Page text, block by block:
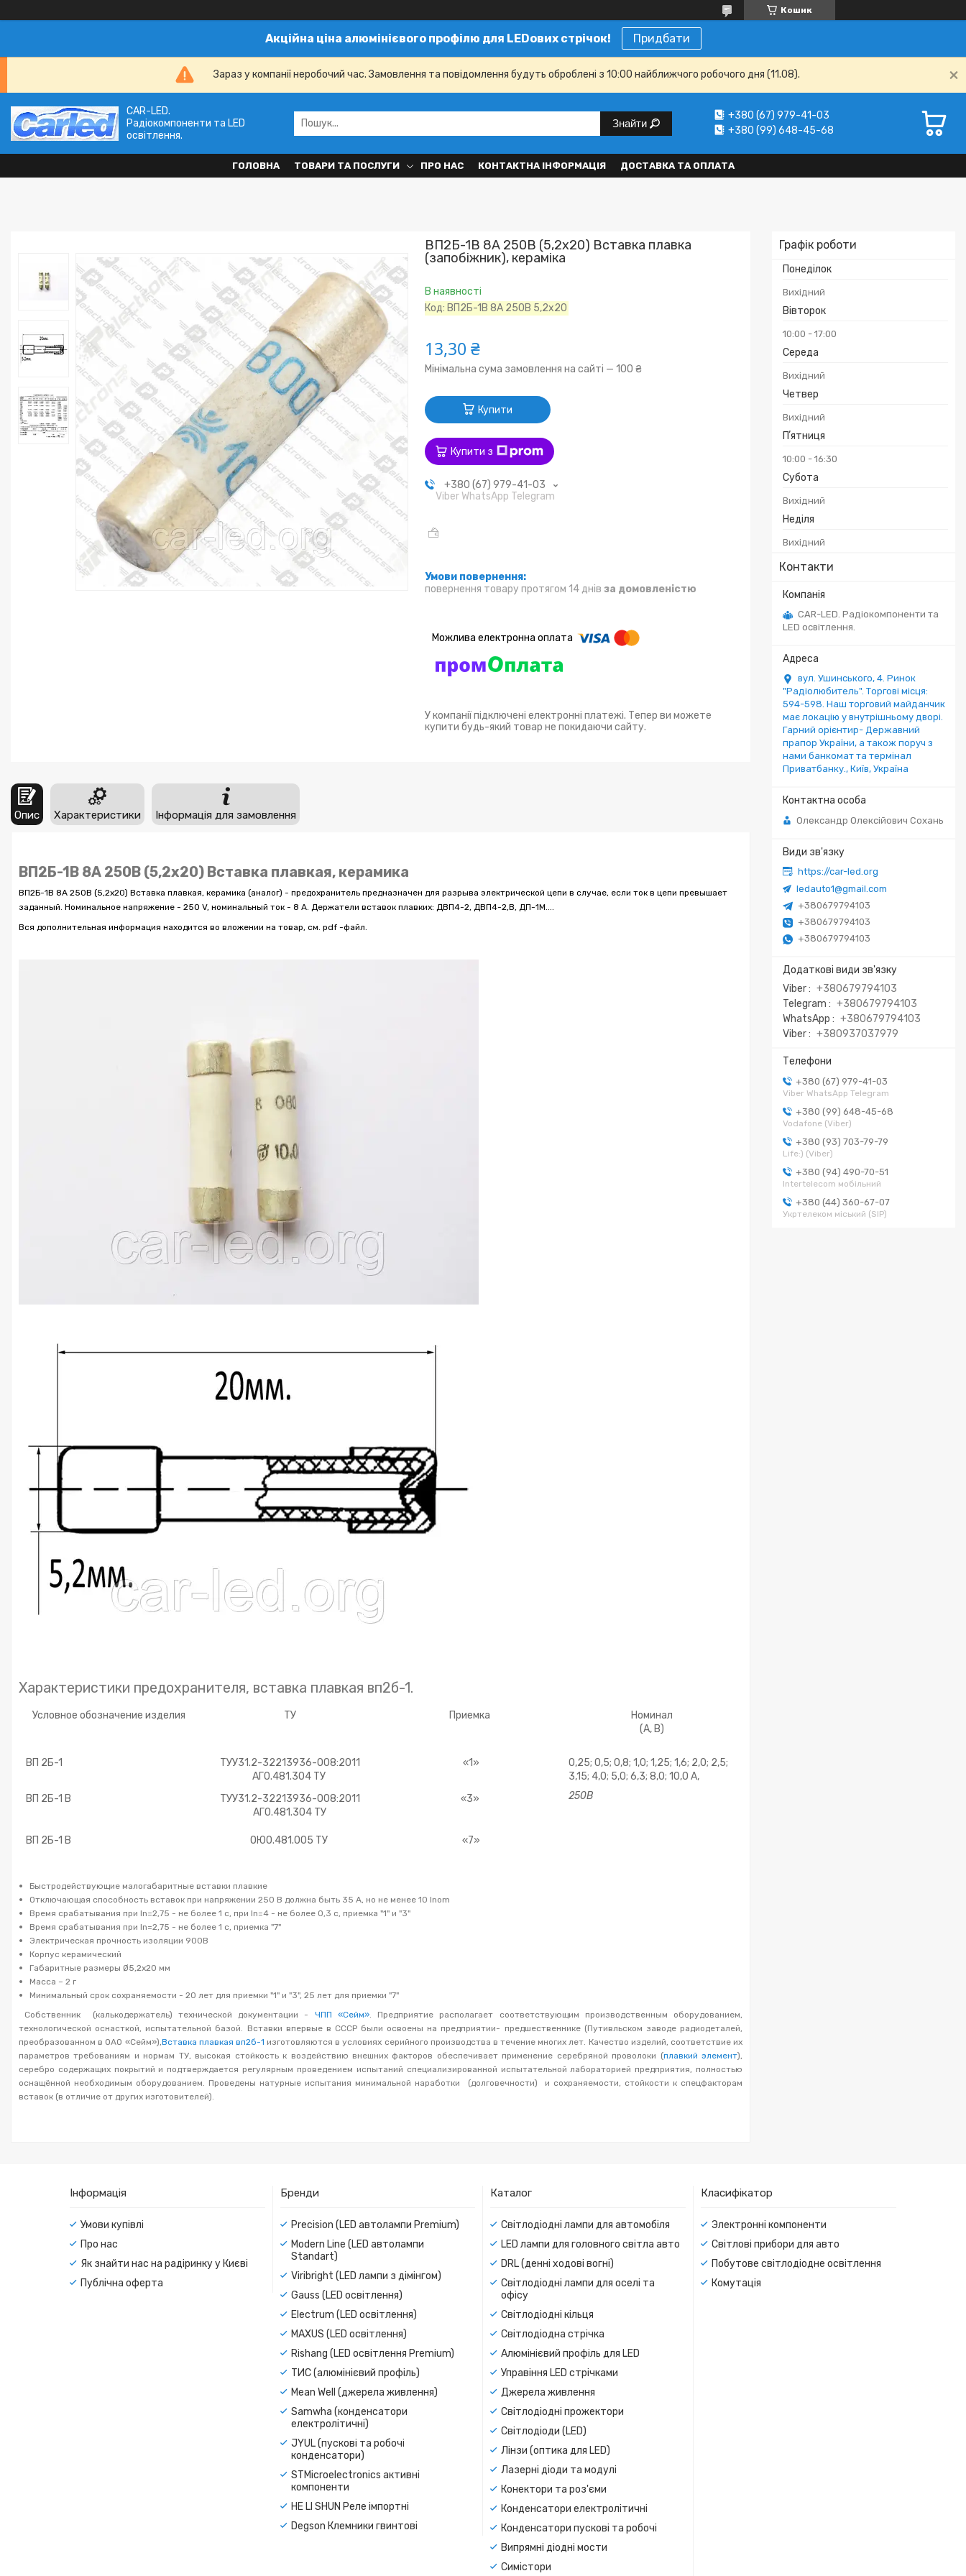
Кошик
Акційна ціна алюмінієвого профілю для LEDових стрічок! Придбати
Зараз у компанії неробочий час. Замовлення та повідомлення будуть оброблені з 10:00 найближчого робочого дня (11.08).
CAR-LED.
Радіокомпоненти та LED
освітлення.
Знайти
+380 (67) 979-41-03
+380 (99) 648-45-68
ГОЛОВНА ТОВАРИ ТА ПОСЛУГИ ПРО НАС КОНТАКТНА ІНФОРМАЦІЯ ДОСТАВКА ТА ОПЛАТА
Графік роботи
Понеділок
Вихідний
Вівторок
10:00 17:00
Середа
Вихідний
Четвер
Вихідний
Пʼятниця
10:00 16:30
Субота
Вихідний
Неділя
Вихідний
Контакти
CAR-LED. Радіокомпоненти та
LED освітлення.
вул. Ушинського, 4. Ринок
"Радіолюбитель". Торгові місця:
594-598. Наш торговий майданчик
має локацію у внутрішньому дворі.
Гарний орієнтир- Державний
прапор України, а також поруч з
нами банкомат та термінал
Приватбанку., Київ, Україна
Олександр Олексійович Сохань
https://car-led.org
ledauto1@gmail.com
+380679794103
+380679794103
+380679794103
Viber
+380679794103
Telegram
+380679794103
WhatsApp
+380679794103
Viber
+380937037979
+380 (67) 979-41-03
Viber WhatsApp Telegram
+380 (99) 648-45-68
Vodafone (Viber)
+380 (93) 703-79-79
Life:) (Viber)
+380 (94) 490-70-51
Intertelecom мобільний
+380 (44) 360-67-07
Укртелеком міський (SIP)
ВП2Б-1В 8А 250В (5,2x20) Вставка плавка
(запобіжник), кераміка
В наявності
Код: ВП2Б-1В 8А 250В 5,2x20
13,30 ₴
Мінімальна сума замовлення на сайті — 100 ₴
Купити
Купити з
+380 (67) 979-41-03
Viber WhatsApp Telegram
повернення товару протягом 14 днів за домовленістю
У компанії підключені електронні платежі. Тепер ви можете
купити будь-який товар не покидаючи сайту.
Опис Характеристики Інформація для замовлення
ВП2Б-1В 8А 250В (5,2x20) Вставка плавкая, керамика
ВП2Б-1В 8А 250В (5,2x20) Вставка плавкая, керамика (аналог) - предохранитель предназначен для разрыва электрической цепи в случае, если ток в цепи превышает
заданный. Номинальное напряжение - 250 V, номинальный ток - 8 A. Держатели вставок плавких: ДВП4-2, ДВП4-2,В, ДП-1М....
Вся дополнительная информация находится во вложении на товар, см. pdf -файл.
Характеристики предохранителя, вставка плавкая вп2б-1.
Условное обозначение изделия ТУ Приемка
Номинал
(А, В)
ВП 2Б-1
ТУУ31.2-32213936-008:2011
АГ0.481.304 ТУ
«1»
0,25; 0,5; 0,8; 1,0; 1,25; 1,6; 2,0; 2,5;
3,15; 4,0; 5,0; 6,3; 8,0; 10,0 А,
250В
ВП 2Б-1 В
ТУУ31.2-32213936-008:2011
АГ0.481.304 ТУ
«3»
ВП 2Б-1 В ОЮ0.481.005 ТУ «7»
Быстродействующие малогабаритные вставки плавкие
Отключающая способность вставок при напряжении 250 В должна быть 35 А, но не менее 10 Inom
Время срабатывания при In=2,75 - не более 1 с, при In=4 - не более 0,3 с, приемка "1" и "3"
Время срабатывания при In=2,75 - не более 1 с, приемка "7"
Электрическая прочность изоляции 900В
Корпус керамический
Габаритные размеры Ø5,2х20 мм
Масса – 2 г
Минимальный срок сохраняемости - 20 лет для приемки "1" и "3", 25 лет для приемки "7"
Собственник (калькодержатель) технической документации - ЧПП «Сейм». Предприятие располагает соответствующим производственным оборудованием,
технологической оснасткой, испытательной базой. Вставки впервые в СССР были освоены на предприятии- предшественнике (Путивльском заводе радиодеталей,
преобразованном в ОАО «Сейм»), Вставка плавкая вп2б-1 изготовляются в условиях серийного производства в течение многих лет. Качество изделий, соответствие их
параметров требованиям и нормам ТУ, высокая стойкость к воздействию внешних факторов обеспечивает применение серебряной проволоки (плавкий элемент),
серебро содержащих покрытий и подтверждается регулярным проведением испытаний специализированной испытательной лабораторией предприятия, полностью
оснащённой необходимым оборудованием. Проведены натурные испытания минимальной наработки (долговечности) и сохраняемости, стойкости к спецфакторам
вставок (в отличие от других изготовителей).
Інформація
Умови купівлі
Про нас
Як знайти нас на радіринку у Києві
Публічна оферта
Бренди
Precision (LED автолампи Premium)
Modern Line (LED автолампи
Standart)
Viribright (LED лампи з дімінгом)
Gauss (LED освітлення)
Electrum (LED освітлення)
MAXUS (LED освітлення)
Rishang (LED освітлення Premium)
ТИС (алюмінієвий профіль)
Mean Well (джерела живлення)
Samwha (конденсатори
електролітичні)
JYUL (пускові та робочі
конденсатори)
STMicroelectronics активні
компоненти
HE LI SHUN Реле імпортні
Degson Клемники гвинтові
Каталог
Світлодіодні лампи для автомобіля
LED лампи для головного світла авто
DRL (денні ходові вогні)
Світлодіодні лампи для оселі та
офісу
Світлодіодні кільця
Світлодіодна стрічка
Алюмінієвий профіль для LED
Управіння LED стрічками
Джерела живлення
Світлодіодні прожектори
Світлодіоди (LED)
Лінзи (оптика для LED)
Лазерні діоди та модулі
Конектори та роз'єми
Конденсатори електролітичні
Конденсатори пускові та робочі
Випрямні діодні мости
Симістори
Класифікатор
Электронні компоненти
Світлові прибори для авто
Побутове світлодіодне освітлення
Комутація